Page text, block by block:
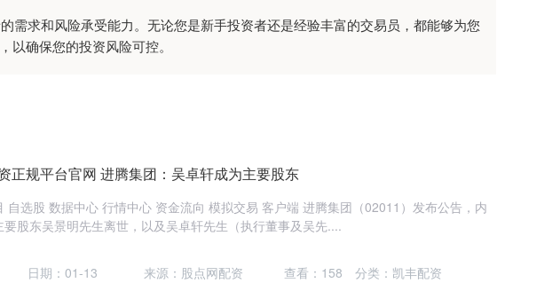
求和风险承受能力。无论您是新手投资者还是经验丰富的交易员，都能够为您
确保您的投资风险可控。
正规平台官网 进腾集团：吴卓轩成为主要股东
自选股 数据中心 行情中心 资金流向 模拟交易 客户端 进腾集团（02011）发布公告，内
要股东吴景明先生离世，以及吴卓轩先生（执行董事及吴先....
日期：01-13 来源：股点网配资 查看： 158 分类： 凯丰配资